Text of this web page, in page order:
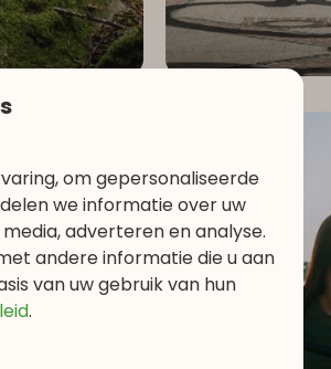
om gepersonaliseerde
we informatie over uw
adverteren en analyse.
andere informatie die u aan
van uw gebruik van hun
.